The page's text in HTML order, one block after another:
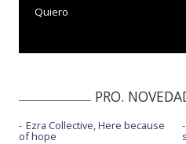
Quiero
PRO.
Ezra Collective, Here because
of hope